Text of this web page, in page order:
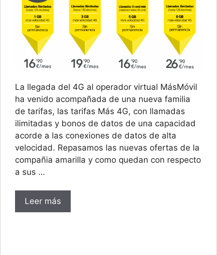
La llegada del 4G al operador virtual MásMóvil
ha venido acompañada de una nueva familia
de tarifas, las tarifas Más 4G, con llamadas
ilimitadas y bonos de datos de una capacidad
acorde a las conexiones de datos de alta
velocidad. Repasamos las nuevas ofertas de la
compañia amarilla y como quedan con respecto
a sus …
Leer más